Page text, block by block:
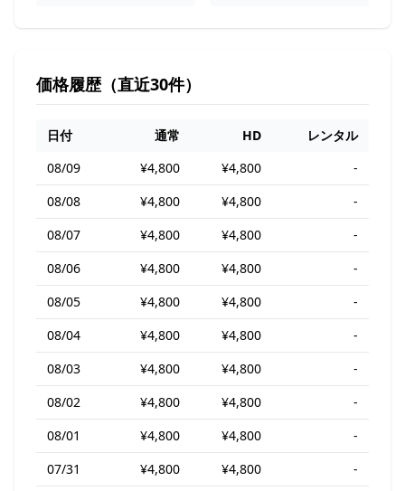
価格履歴（直近30件）
日付 通常 HD
レンタル
08/09
¥4,800 ¥4,800
-
08/08
¥4,800 ¥4,800
-
08/07
¥4,800 ¥4,800
-
08/06
¥4,800 ¥4,800
-
08/05
¥4,800 ¥4,800
-
08/04
¥4,800 ¥4,800
-
08/03
¥4,800 ¥4,800
-
08/02
¥4,800 ¥4,800
-
08/01
¥4,800 ¥4,800
-
07/31
¥4,800 ¥4,800 -